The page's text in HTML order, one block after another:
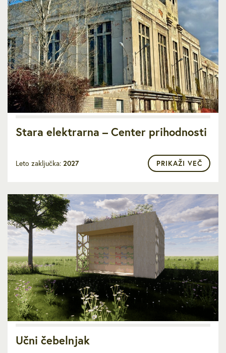
Stara elektrarna – Center prihodnosti
Leto zaključka: 2027 PRIKAŽI VEČ
Učni čebelnjak